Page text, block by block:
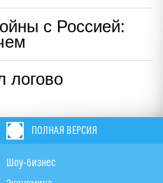
с Россией:
логово
ПОЛНАЯ ВЕРСИЯ
Шоу-бизнес